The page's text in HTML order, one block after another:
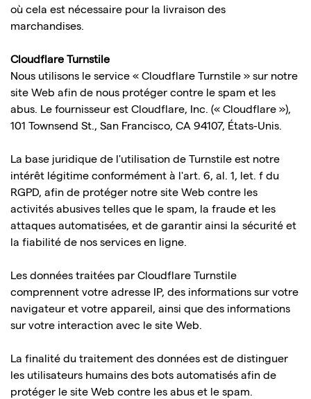
où cela est nécessaire pour la livraison des
marchandises.
Cloudflare Turnstile
Nous utilisons le service « Cloudflare Turnstile » sur notre
site Web afin de nous protéger contre le spam et les
abus. Le fournisseur est Cloudflare, Inc. (« Cloudflare »),
101 Townsend St., San Francisco, CA 94107, États-Unis.
La base juridique de l'utilisation de Turnstile est notre
intérêt légitime conformément à l'art. 6, al. 1, let. f du
RGPD, afin de protéger notre site Web contre les
activités abusives telles que le spam, la fraude et les
attaques automatisées, et de garantir ainsi la sécurité et
la fiabilité de nos services en ligne.
Les données traitées par Cloudflare Turnstile
comprennent votre adresse IP, des informations sur votre
navigateur et votre appareil, ainsi que des informations
sur votre interaction avec le site Web.
La finalité du traitement des données est de distinguer
les utilisateurs humains des bots automatisés afin de
protéger le site Web contre les abus et le spam.